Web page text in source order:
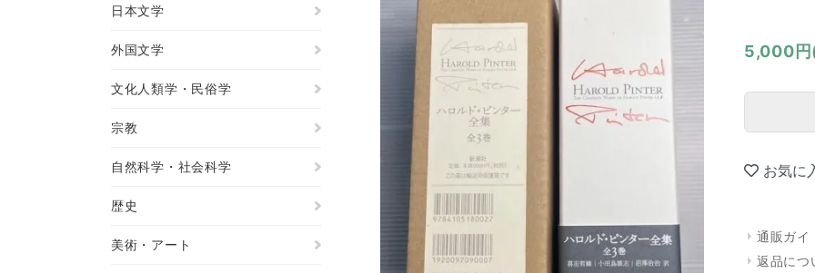
5,000円
お気に
通販ガイ
返品につ
日本文学
外国文学
文化人類学・民俗学
宗教
自然科学・社会科学
歴史
美術・アート